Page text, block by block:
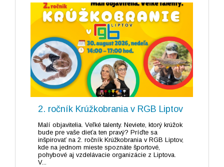
2. ročník Krúžkobrania v RGB Liptov
Malí objavitelia. Veľké talenty. Neviete, ktorý krúžok
bude pre vaše dieťa ten pravý? Príďte sa
inšpirovať na 2. ročník Krúžkobrania v RGB Liptov,
kde na jednom mieste spoznáte športové,
pohybové aj vzdelávacie organizácie z Liptova.
V...